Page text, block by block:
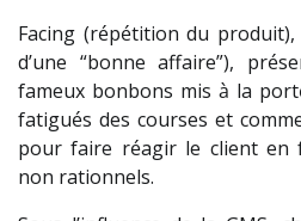
Facing (répétition du
d’une “bonne affaire”),
fameux bonbons mis à la
fatigués des courses et
pour faire réagir le client en
non rationnels.